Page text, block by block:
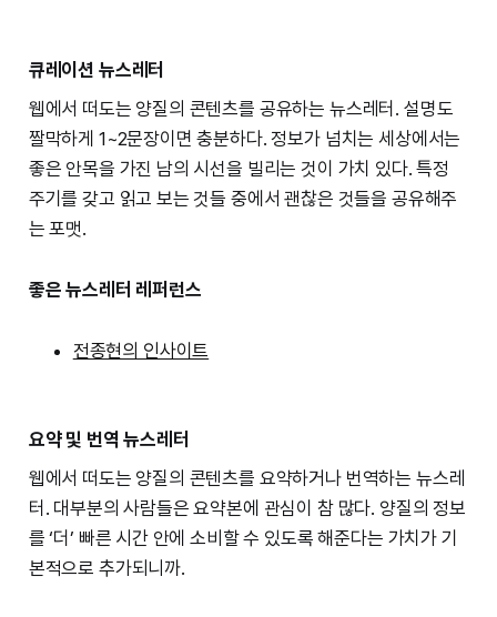
큐레이션 뉴스레터
웹에서 떠도는 양질의 콘텐츠를 공유하는 뉴스레터. 설명도
짤막하게 1~2문장이면 충분하다. 정보가 넘치는 세상에서는
좋은 안목을 가진 남의 시선을 빌리는 것이 가치 있다. 특정
주기를 갖고 읽고 보는 것들 중에서 괜찮은 것들을 공유해주
는 포맷.
좋은 뉴스레터 레퍼런스
전종현의 인사이트
요약 및 번역 뉴스레터
웹에서 떠도는 양질의 콘텐츠를 요약하거나 번역하는 뉴스레
터. 대부분의 사람들은 요약본에 관심이 참 많다. 양질의 정보
를 ‘더’ 빠른 시간 안에 소비할 수 있도록 해준다는 가치가 기
본적으로 추가되니까.